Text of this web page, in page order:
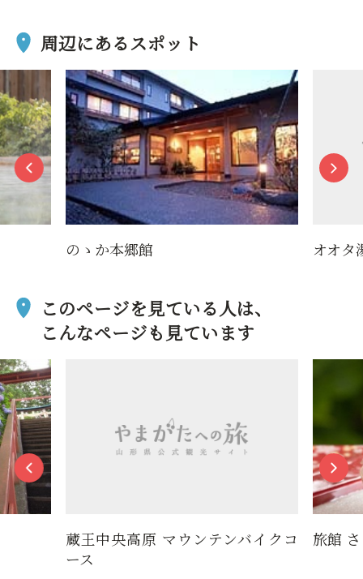
周辺にあるスポット
のゝか本郷館 オオタ
このページを見ている人は、
こんなページも見ています
蔵王中央高原 マウンテンバイクコ
ース
旅館